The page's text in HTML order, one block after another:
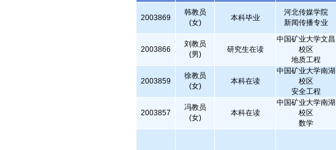
2003869
韩教员
(女)
本科毕业
河北传媒学院
新闻传播专业
2003866
刘教员
(男)
研究生在读
中国矿业大学文昌
校区
地质工程
2003859
徐教员
(女)
本科在读
中国矿业大学南湖
校区
安全工程
2003857
冯教员
(女)
本科在读
中国矿业大学南湖
校区
数学